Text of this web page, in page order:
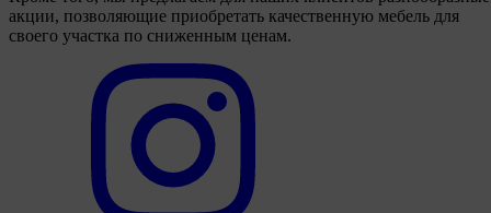
акции, позволяющие приобретать качественную мебель для
своего участка по сниженным ценам.